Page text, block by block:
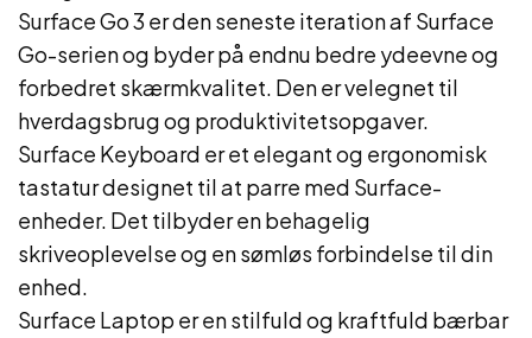
Surface Go 3 er den seneste iteration af Surface
Go-serien og byder på endnu bedre ydeevne og
forbedret skærmkvalitet. Den er velegnet til
hverdagsbrug og produktivitetsopgaver.
Surface Keyboard er et elegant og ergonomisk
tastatur designet til at parre med Surface-
enheder. Det tilbyder en behagelig
skriveoplevelse og en sømløs forbindelse til din
enhed.
Surface Laptop er en stilfuld og kraftfuld bærbar